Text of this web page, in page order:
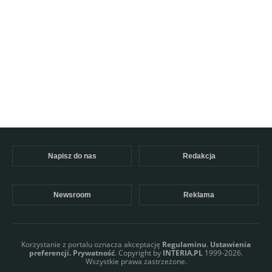
Napisz do nas Redakcja
Newsroom Reklama
Korzystanie z portalu oznacza akceptację Regulaminu. Ustawienia
preferencji. Prywatność. Copyright by INTERIA.PL 1999-2026.
Wszystkie prawa zastrzeżone.